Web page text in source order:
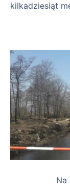
kilkadziesiąt
Na